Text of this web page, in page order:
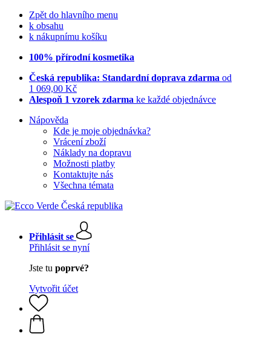
Zpět do hlavního menu
k obsahu
k nákupnímu košíku
100% přírodní kosmetika
Česká republika: Standardní doprava zdarma od
1 069,00 Kč
Alespoň 1 vzorek zdarma ke každé objednávce
Nápověda
Kde je moje objednávka?
Vrácení zboží
Náklady na dopravu
Možnosti platby
Kontaktujte nás
Všechna témata
Přihlásit se
Přihlásit se nyní
Jste tu poprvé?
Vytvořit účet